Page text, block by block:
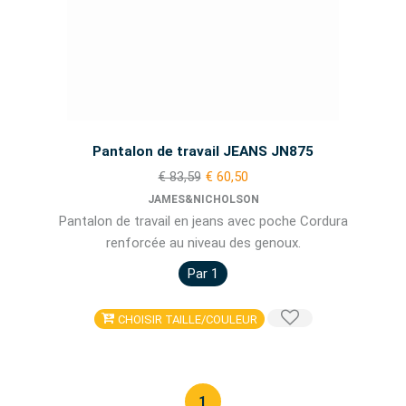
Pantalon de travail JEANS JN875
€ 83,59 € 60,50
JAMES&NICHOLSON
Pantalon de travail en jeans avec poche Cordura
renforcée au niveau des genoux.
Par 1
CHOISIR TAILLE/COULEUR
1